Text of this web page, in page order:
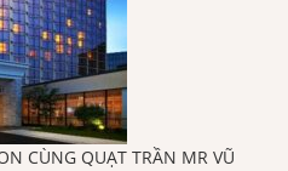
CÙNG QUẠT TRẦN MR VŨ